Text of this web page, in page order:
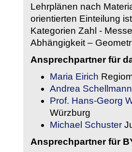
Lehrplänen nach
orientierten Einteilung
Kategorien Zahl -
Abhängigkeit –
Ansprechpartner für
Maria Eirich
Andrea Schellmann
Prof. Hans-Georg
Würzburg
Michael Schuster
Ansprechpartner für